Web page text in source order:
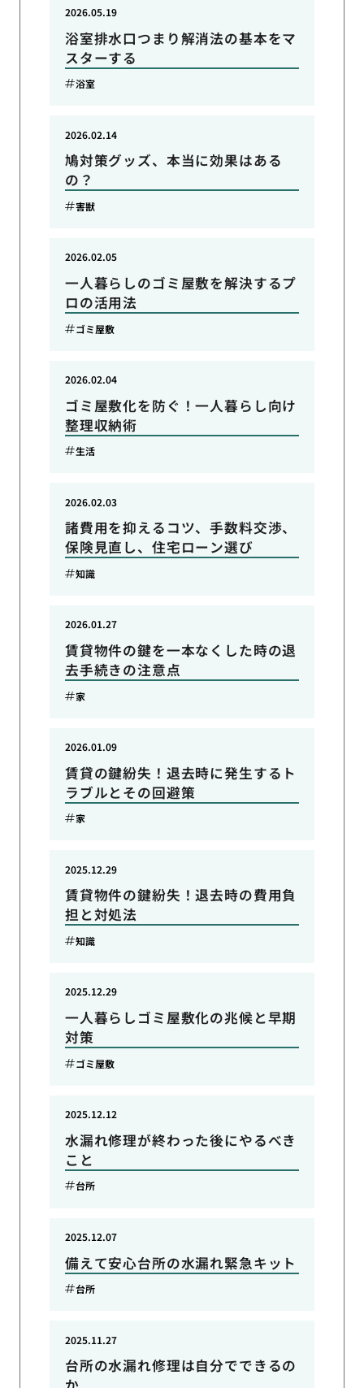
浴室排水口つまり解消法の基本をマ
スターする
2026.05.19
浴室
鳩対策グッズ、本当に効果はある
の？
2026.02.14
害獣
一人暮らしのゴミ屋敷を解決するプ
ロの活用法
2026.02.05
ゴミ屋敷
ゴミ屋敷化を防ぐ！一人暮らし向け
整理収納術
2026.02.04
生活
諸費用を抑えるコツ、手数料交渉、
保険見直し、住宅ローン選び
2026.02.03
知識
賃貸物件の鍵を一本なくした時の退
去手続きの注意点
2026.01.27
家
賃貸の鍵紛失！退去時に発生するト
ラブルとその回避策
2026.01.09
家
賃貸物件の鍵紛失！退去時の費用負
担と対処法
2025.12.29
知識
一人暮らしゴミ屋敷化の兆候と早期
対策
2025.12.29
ゴミ屋敷
水漏れ修理が終わった後にやるべき
こと
2025.12.12
台所
備えて安心台所の水漏れ緊急キット
2025.12.07
台所
台所の水漏れ修理は自分でできるの
2025.11.27